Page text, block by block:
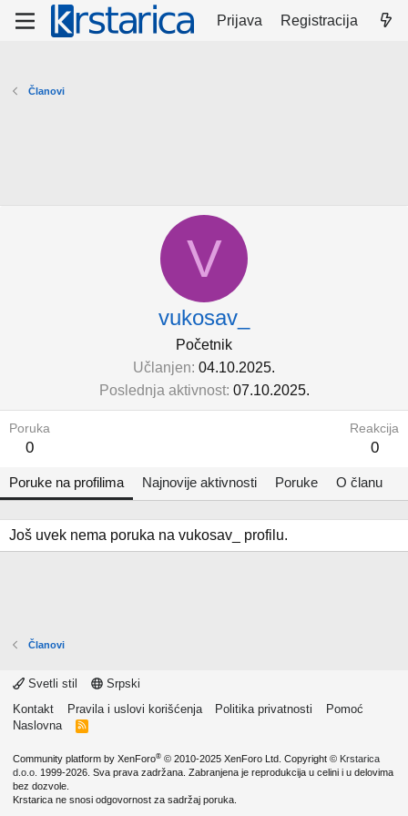
Prijava Registracija
Članovi
V
vukosav_
Početnik
Učlanjen 04.10.2025.
Poslednja aktivnost 07.10.2025.
Poruka
0
Reakcija
0
Poruke na profilima Najnovije aktivnosti Poruke O članu
Još uvek nema poruka na vukosav_ profilu.
Članovi
Svetli stil
Srpski
Kontakt
Pravila i uslovi korišćenja Politika privatnosti
Pomoć
Naslovna
R
Community platform by XenForo® © 2010-2025 XenForo Ltd. Copyright © Krstarica
d.o.o. 1999-2026. Sva prava zadržana. Zabranjena je reprodukcija u celini i u delovima
bez dozvole.
Krstarica ne snosi odgovornost za sadržaj poruka.